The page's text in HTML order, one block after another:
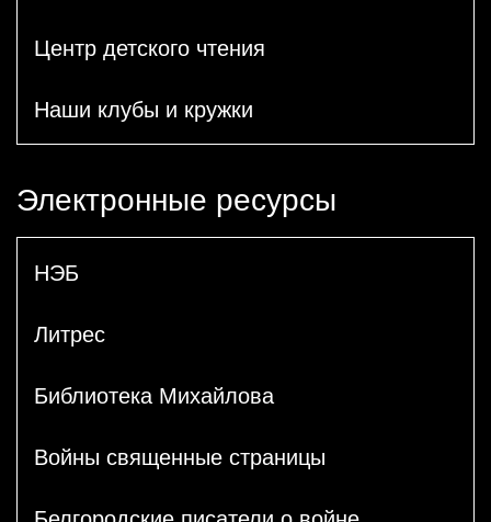
Центр детского чтения
Наши клубы и кружки
Электронные ресурсы
НЭБ
Литрес
Библиотека Михайлова
Войны священные страницы